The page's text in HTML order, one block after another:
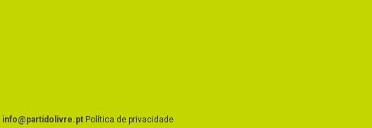
info@partidolivre.pt Política de privacidade